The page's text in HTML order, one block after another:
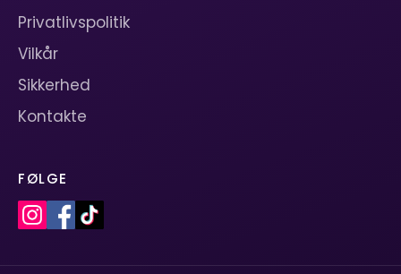
Privatlivspolitik
Vilkår
Sikkerhed
Kontakte
FØLGE